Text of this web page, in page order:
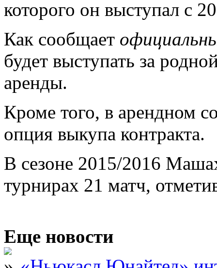
которого он выступал с
Как сообщает
будет выступать за
аренды.
Кроме того, в арендном
опция выкупа контракта.
В сезоне 2015/2016
турнирах 21 матч,
Еще новости